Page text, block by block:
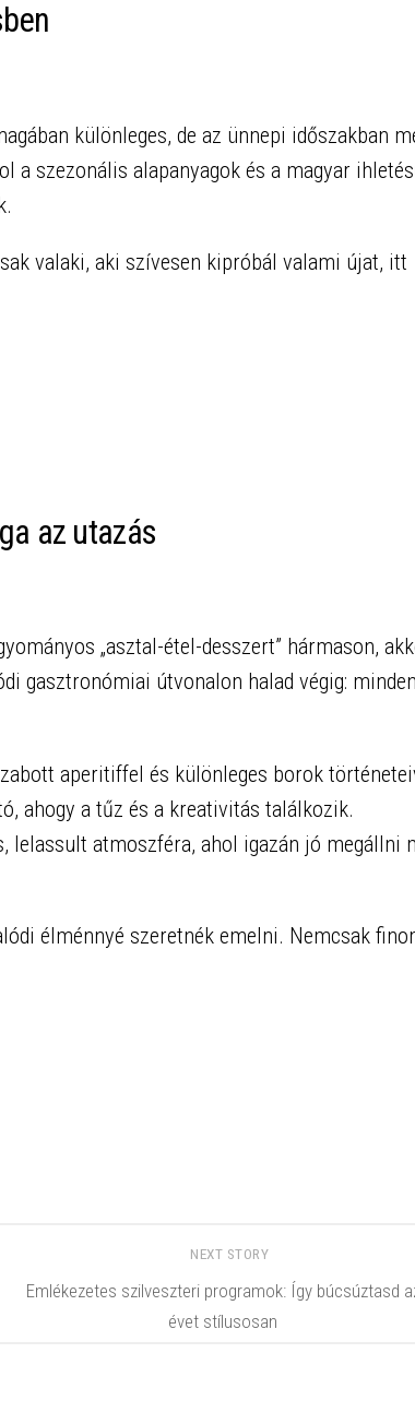
különleges, de az ünnepi időszakban
a szezonális alapanyagok és a magyar
valaki, aki szívesen kipróbál valami újat, itt
az utazás
„asztal-étel-desszert” hármason,
gasztronómiai útvonalon halad végig: minden
aperitiffel és különleges borok
ahogy a tűz és a kreativitás találkozik.
lelassult atmoszféra, ahol igazán jó megállni
élménnyé szeretnék emelni. Nemcsak
NEXT STORY
Emlékezetes szilveszteri programok: Így búcsúztasd
évet stílusosan